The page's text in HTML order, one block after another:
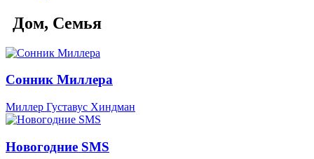
Дом, Семья
Сонник Миллера
Миллер Густавус Хиндман
Новогодние SMS